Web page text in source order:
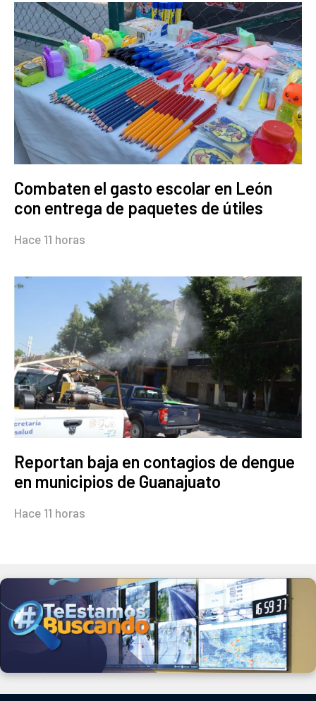
Combaten el gasto escolar en León
con entrega de paquetes de útiles
Hace 11 horas
Reportan baja en contagios de dengue
en municipios de Guanajuato
Hace 11 horas